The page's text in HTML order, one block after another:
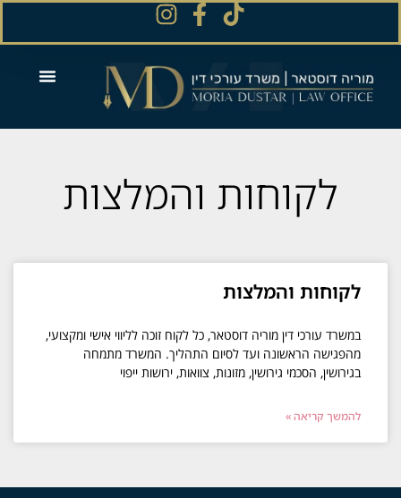
לקוחות והמלצות
לקוחות והמלצות
במשרד עורכי דין מוריה דוסטאר, כל לקוח זוכה לליווי אישי ומקצועי,
מהפגישה הראשונה ועד לסיום התהליך. המשרד מתמחה
בגירושין, הסכמי גירושין, מזונות, צוואות, ירושות ייפוי
להמשך קריאה »